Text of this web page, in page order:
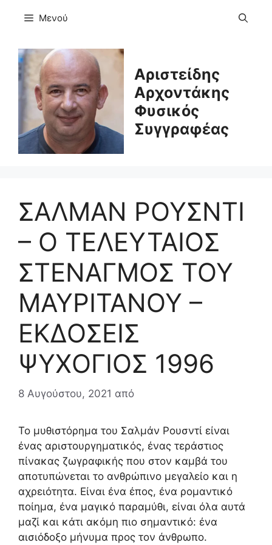
Μενού
Αριστείδης
Αρχοντάκης
Φυσικός
Συγγραφέας
ΣΑΛΜΑΝ ΡΟΥΣΝΤΙ
– Ο ΤΕΛΕΥΤΑΙΟΣ
ΣΤΕΝΑΓΜΟΣ ΤΟΥ
ΜΑΥΡΙΤΑΝΟΥ –
ΕΚΔΟΣΕΙΣ
ΨΥΧΟΓΙΟΣ 1996
8 Αυγούστου, 2021 από
Το μυθιστόρημα του Σαλμάν Ρουσντί είναι
ένας αριστουργηματικός, ένας τεράστιος
πίνακας ζωγραφικής που στον καμβά του
αποτυπώνεται το ανθρώπινο μεγαλείο και η
αχρειότητα. Είναι ένα έπος, ένα ρομαντικό
ποίημα, ένα μαγικό παραμύθι, είναι όλα αυτά
μαζί και κάτι ακόμη πιο σημαντικό: ένα
αισιόδοξο μήνυμα προς τον άνθρωπο.